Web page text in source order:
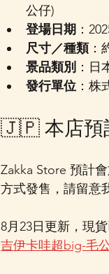
公仔)
登場日期 ：
尺寸／種類：
景品類別 ：日
發行單位 ：株
🇯🇵 本店預
Zakka Store 預計
方式發售，請留意
8月23日更新，現
吉伊卡哇超big-毛